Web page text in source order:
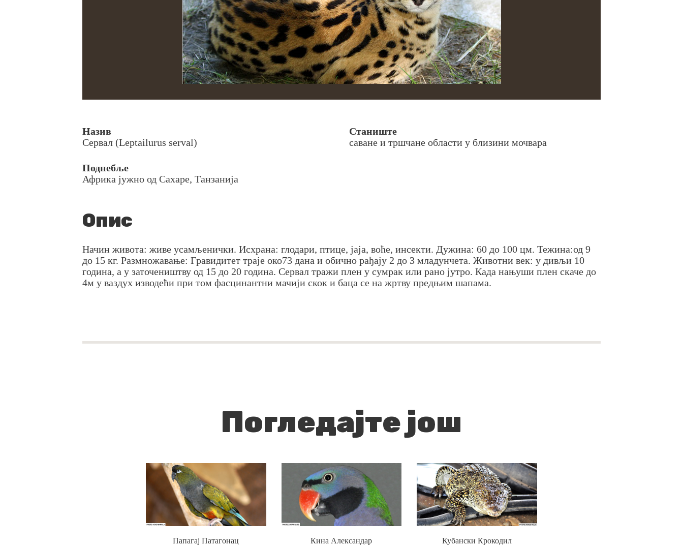
Назив
Сервал (Leptailurus serval)
Поднебље
Африка јужно од Сахаре, Танзанија
Станиште
саване и тршчане области у близини мочвара
Oпис
Начин живота: живе усамљенички. Исхрана: глодари, птице, јаја, воће, инсекти. Дужина: 60 до 100 цм. Тежина:од 9
до 15 кг. Размножавање: Гравидитет траје око73 дана и обично рађају 2 до 3 младунчета. Животни век: у дивљи 10
година, а у заточеништву од 15 до 20 година. Сервал тражи плен у сумрак или рано јутро. Када нањуши плен скаче до
4м у ваздух изводећи при том фасцинантни мачији скок и баца се на жртву предњим шапама.
Погледајте још
Папагај Патагонац Кина Александар Кубански Крокодил